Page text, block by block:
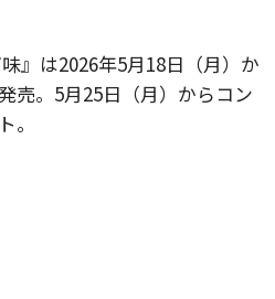
』は2026年5月18日（月）か
売。5月25日（月）からコン
。